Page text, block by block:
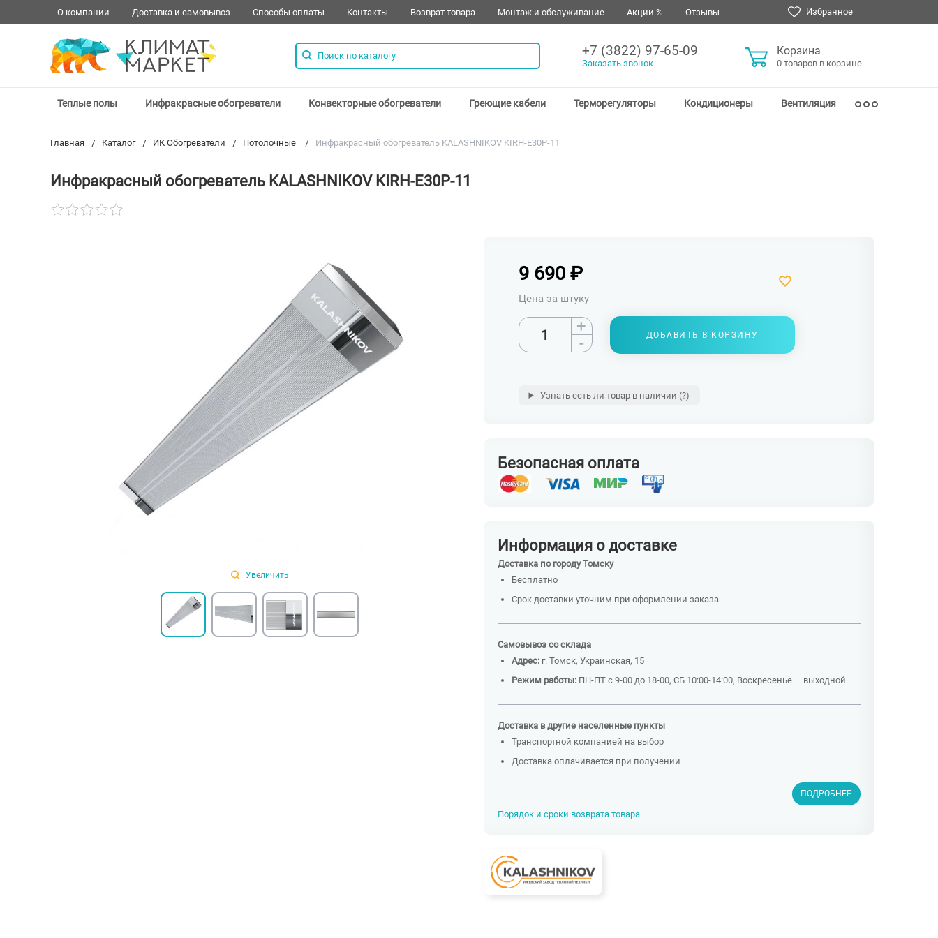
О компании Доставка и самовывоз Способы оплаты Контакты Возврат товара Монтаж и обслуживание Акции % Отзывы Избранное
+7 (3822) 97-65-09
Заказать звонок
Корзина
0 товаров в корзине
Теплые полы Инфракрасные обогреватели Конвекторные обогреватели Греющие кабели Терморегуляторы Кондиционеры Вентиляция
Главная Каталог ИК Обогреватели Потолочные Инфракрасный обогреватель KALASHNIKOV KIRH-E30P-11
Инфракрасный обогреватель KALASHNIKOV KIRH-E30P-11
Увеличить
9 690 ₽
Цена за штуку
+
-
ДОБАВИТЬ В КОРЗИНУ
Узнать есть ли товар в наличии (?)
Безопасная оплата
Информация о доставке
Доставка по городу Томску
Бесплатно
Срок доставки уточним при оформлении заказа
Самовывоз со склада
Адрес:г. Томск, Украинская, 15
Режим работы:ПН-ПТ с 9-00 до 18-00, СБ 10:00-14:00, Воскресенье — выходной.
Доставка в другие населенные пункты
Транспортной компанией на выбор
Доставка оплачивается при получении
ПОДРОБНЕЕ
Порядок и сроки возврата товара